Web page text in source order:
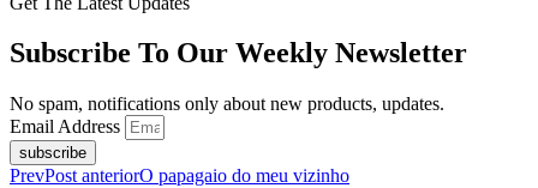
Subscribe To Our Weekly Newsletter
No spam, notifications only about new products, updates.
Email Address
subscribe
PrevPost anteriorO papagaio do meu vizinho